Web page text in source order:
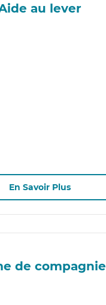
au lever
En Savoir Plus
de compagnie